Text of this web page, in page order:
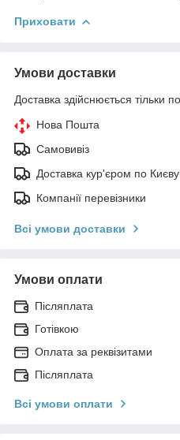
Приховати
Умови доставки
Доставка здійснюється тільки
Нова Пошта
Самовивіз
Доставка кур'єром по Києву
Компанії перевізники
Всі умови доставки
Умови оплати
Післяплата
Готівкою
Оплата за реквізитами
Післяплата
Всі умови оплати